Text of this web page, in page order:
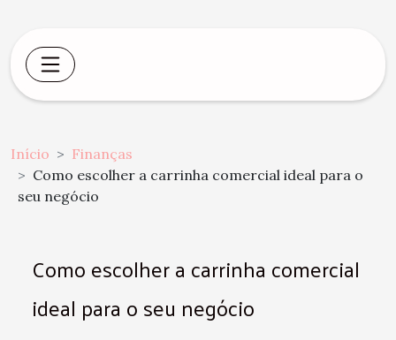
Início
Finanças
Como escolher a carrinha comercial ideal para o
seu negócio
Como escolher a carrinha comercial
ideal para o seu negócio